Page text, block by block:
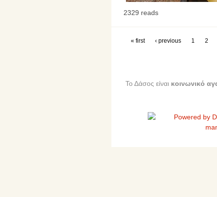
2329 reads
« first ‹ previous 1 2
Το Δάσος είναι κοινωνικό